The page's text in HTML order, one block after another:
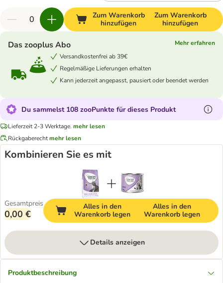
Zum Warenkorb
hinzufügen
Zum Warenkorb
hinzufügen
Das zooplus Abo
Mehr erfahren
Versandkostenfrei ab 39€
Regelmäßige Lieferungen erhalten
Kann jederzeit angepasst, pausiert oder beendet werden
Du sammelst 108 zooPunkte für dieses Produkt
Lieferzeit 2-3 Werktage. mehr lesen
Rückgaberechtmehr lesen
Kombinieren Sie es mit
Gesamtpreis
0,00 €
Alles in den
Warenkorb legen
Alles in den
Warenkorb legen
Details anzeigen
Produktbeschreibung